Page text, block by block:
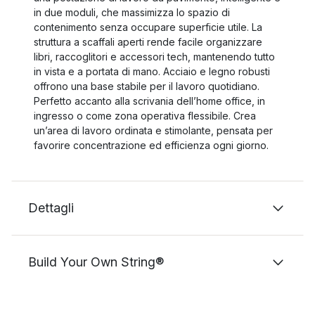
in due moduli, che massimizza lo spazio di
contenimento senza occupare superficie utile. La
struttura a scaffali aperti rende facile organizzare
libri, raccoglitori e accessori tech, mantenendo tutto
in vista e a portata di mano. Acciaio e legno robusti
offrono una base stabile per il lavoro quotidiano.
Perfetto accanto alla scrivania dell’home office, in
ingresso o come zona operativa flessibile. Crea
un’area di lavoro ordinata e stimolante, pensata per
favorire concentrazione ed efficienza ogni giorno.
Dettagli
Build Your Own String®